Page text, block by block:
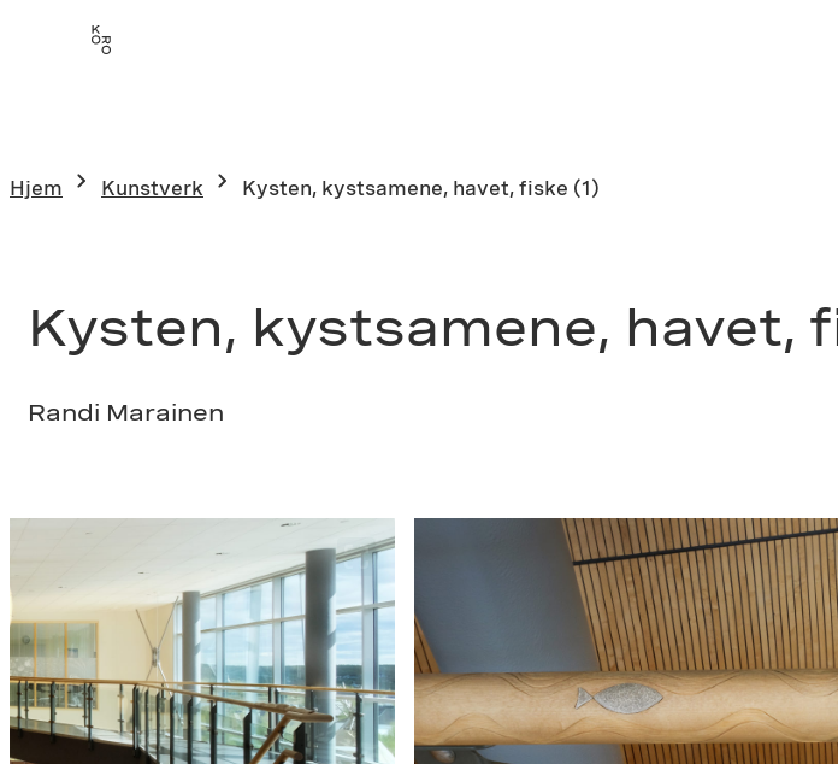
Hjem Kunstverk Kysten, kystsamene, havet, fiske (1)
Kysten, kystsamene, havet,
Randi Marainen